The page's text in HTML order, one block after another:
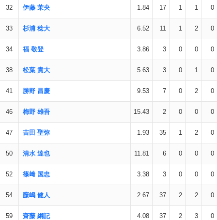
32 伊藤 茉央 1.84 17 1 1 0
33 杉浦 稔大 6.52 11 1 2 0
34 福 敬登 3.86 3 0 0 0
38 松葉 貴大 5.63 3 0 1 0
41 勝野 昌慶 9.53 7 0 2 0
46 梅野 雄吾 15.43 2 0 0 0
47 吉田 聖弥 1.93 35 1 2 0
50 清水 達也 11.81 6 0 0 0
52 篠﨑 国忠 3.38 3 0 0 0
54 藤嶋 健人 2.67 37 2 2 0
59 齋藤 綱記 4.08 37 2 3 0